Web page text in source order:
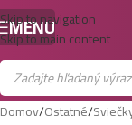
Skip to navigation
Skip to main content
MENU
Domov/Ostatné/